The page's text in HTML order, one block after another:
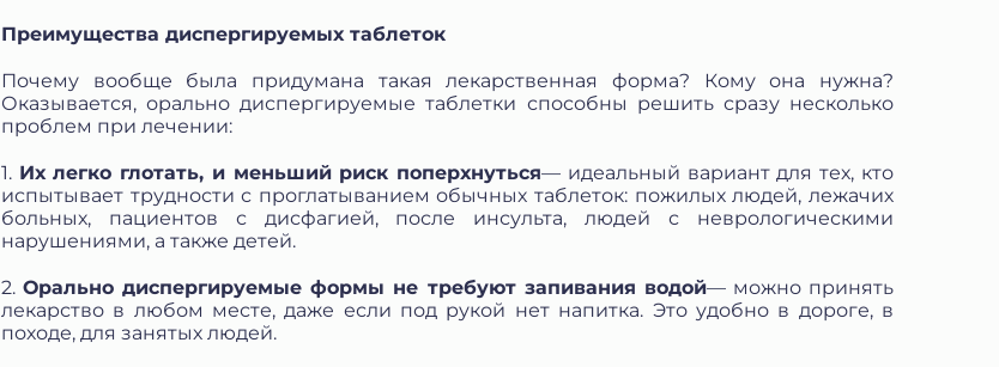
Преимущества диспергируемых таблеток
Почему вообще была придумана такая лекарственная форма? Кому она нужна?
Оказывается, орально диспергируемые таблетки способны решить сразу несколько
проблем при лечении:
1. Их легко глотать, и меньший риск поперхнуться— идеальный вариант для тех, кто
испытывает трудности с проглатыванием обычных таблеток: пожилых людей, лежачих
больных, пациентов с дисфагией, после инсульта, людей с неврологическими
нарушениями, а также детей.
2.Орально диспергируемые формы не требуют запивания водой— можно принять
лекарство в любом месте, даже если под рукой нет напитка. Это удобно в дороге, в
походе, для занятых людей.